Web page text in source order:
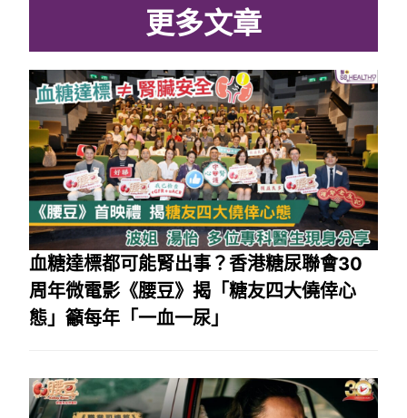
更多文章
血糖達標都可能腎出事？香港糖尿聯會30
周年微電影《腰豆》揭「糖友四大僥倖心
態」籲每年「一血一尿」